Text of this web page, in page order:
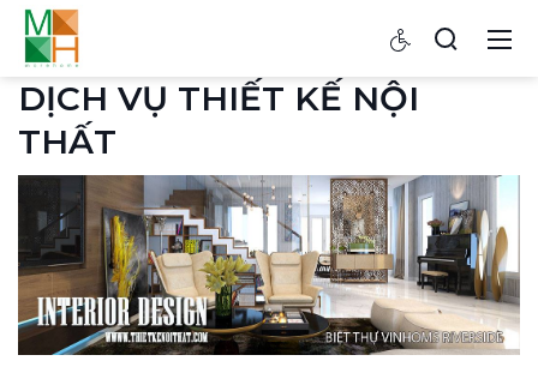
DỊCH VỤ THIẾT KẾ NỘI
THẤT